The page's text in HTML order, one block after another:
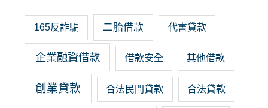
165反詐騙 二胎借款 代書貸款
企業融資借款 借款安全 其他借款
創業貸款 合法民間貸款 合法貸款